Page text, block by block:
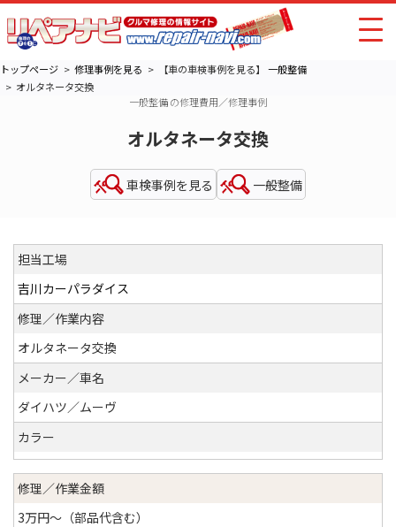
トップページ 修理事例を見る 【車の車検事例を見る】一般整備
オルタネータ交換
一般整備 の修理費用／修理事例
オルタネータ交換
車検事例を見る 一般整備
担当工場
吉川カーパラダイス
修理／作業内容
オルタネータ交換
メーカー／車名
ダイハツ／ムーヴ
カラー
修理／作業金額
3万円～（部品代含む）